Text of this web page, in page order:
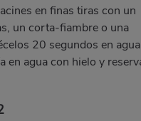
en finas tiras con un
un corta-fiambre o una
20 segundos en agua
en agua con hielo y